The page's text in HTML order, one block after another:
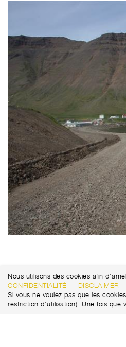
Nous utilisons des cookies afin
CONFIDENTIALITÉ
DISCLAIMER
Si vous ne voulez pas que les
restriction d'utilisation). Une fois que